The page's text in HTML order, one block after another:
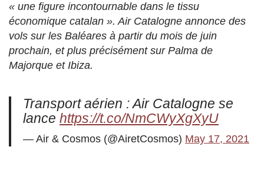
« une figure incontournable dans le tissu
économique catalan ». Air Catalogne annonce des
vols sur les Baléares à partir du mois de juin
prochain, et plus précisément sur Palma de
Majorque et Ibiza.
Transport aérien : Air Catalogne se
lance https://t.co/NmCWyXgXyU
— Air & Cosmos (@AiretCosmos) May 17, 2021